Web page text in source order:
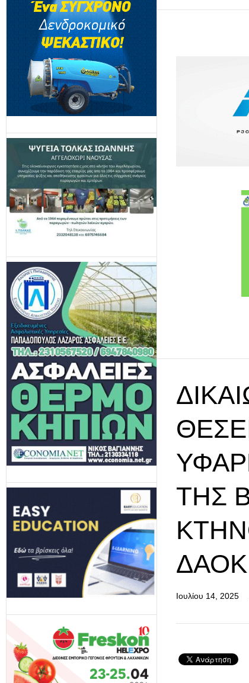
ΤΗΣ
ΔΑΟΚ
Ιουλίου 14, 2025